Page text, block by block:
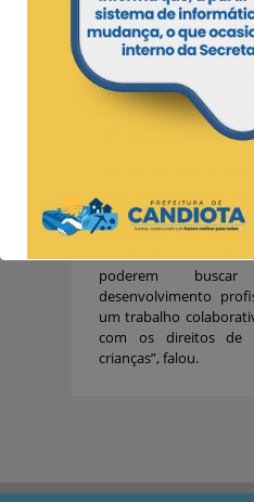
Além disso, o PNAIC
o Programa Mais
Educação Infantil e
do regime de
redes Municipal e
de Territorialidade,
formação unificada.
Giselma Pereira, a
programa está
autonomia dos
os desafios da sala
poderem
desenvolvimento
um trabalho
com os direitos de
crianças”, falou.